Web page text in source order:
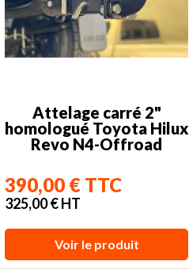
Attelage carré 2"
homologué Toyota Hilux
Revo N4-Offroad
390,00 € TTC
325,00 € HT
Voir le produit